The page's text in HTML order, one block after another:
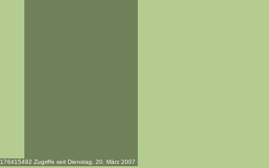
176415492 Zugriffe seit Dienstag, 20. März 2007